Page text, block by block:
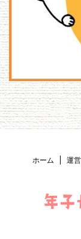
ホーム 運